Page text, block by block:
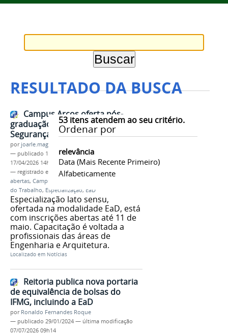
RESULTADO DA BUSCA
53itens atendem ao seu critério.
Ordenar por
relevância
Data (mais Recente Primeiro)
Alfabeticamente
Campus Arcos oferta pós-
graduação em Engenharia de
Segurança do Trabalho
por joarle.magalhaes
— publicado 15/04/2026—última modificação
17/04/2026 14h13
— registrado em:
Pós-graduação,Inscrições
abertas, Campus Arcos
do Trabalho, Especialização, EaD
Especialização lato sensu,
ofertada na modalidade EaD, está
com inscrições abertas até 11 de
maio. Capacitação é voltada a
profissionais das áreas de
Engenharia e Arquitetura.
Localizado em Notícias
Reitoria publica nova portaria
de equivalência de bolsas do
IFMG, incluindo a EaD
por Ronaldo Fernandes Roque
— publicado 29/01/2024 — última modificação
07/07/2026 09h14